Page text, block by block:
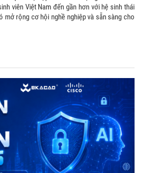
viên Việt Nam đến gần hơn với hệ sinh thái
mở rộng cơ hội nghề nghiệp và sẵn sàng cho